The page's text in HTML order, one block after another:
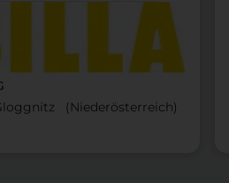
(Nieder­österreich)